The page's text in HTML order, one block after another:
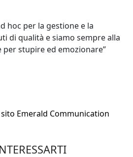
hoc per la gestione e la
di qualità e siamo sempre alla
per stupire ed emozionare”
Emerald Communication